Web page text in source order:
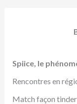
Spiice, le
Rencontres en
Match façon tinder